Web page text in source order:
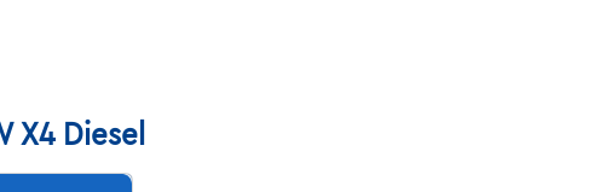
X4 Diesel